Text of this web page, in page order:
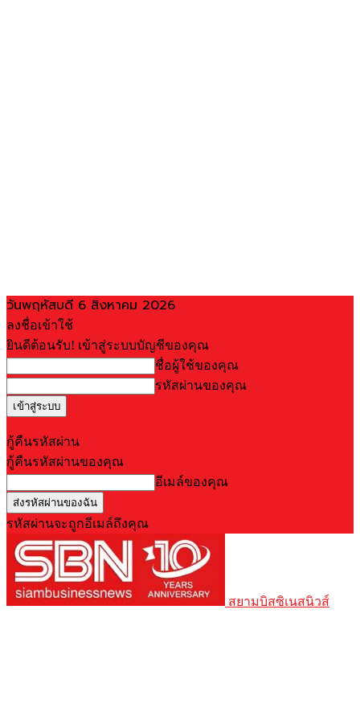
วันพฤหัสบดี 6 สิงหาคม 2026
ลงชื่อเข้าใช้
ยินดีต้อนรับ! เข้าสู่ระบบบัญชีของคุณ
ชื่อผู้ใช้ของคุณ
รหัสผ่านของคุณ
กู้คืนรหัสผ่าน
กู้คืนรหัสผ่านของคุณ
อีเมล์ของคุณ
รหัสผ่านจะถูกอีเมล์ถึงคุณ
สยามบิสซิเนสนิวส์